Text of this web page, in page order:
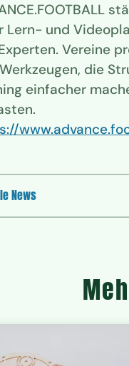
Lern- und
Vereine
die
einfacher
News